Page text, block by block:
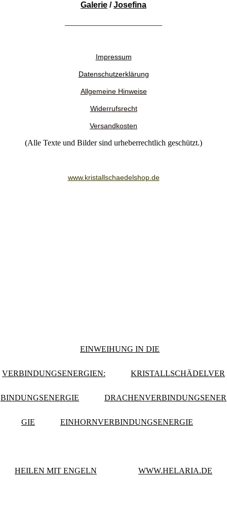
Galerie /Josefina
Impressum
Datenschutzerklärung
Allgemeine Hinweise
Widerrufsrecht
Versandkosten
(Alle Texte und Bilder sind urheberrechtlich geschützt.)
www.kristallschaedelshop.de
EINWEIHUNG IN DIE
VERBINDUNGSENERGIEN: KRISTALLSCHÄDELVER
BINDUNGSENERGIE DRACHENVERBINDUNGSENER
GIE EINHORNVERBINDUNGSENERGIE
HEILEN MIT ENGELN WWW.HELARIA.DE